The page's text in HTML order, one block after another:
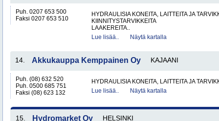
Puh. 0207 653 500
Faksi 0207 653 510
HYDRAULISIA KONEITA, LAITTEITA JA
KIINNITYSTARVIKKEITA
LAAKEREITA..
Lue lisää..
Näytä kartalla
14. Akkukauppa Kemppainen Oy KAJAANI
Puh. (08) 632 520
Puh. 0500 685 751
Faksi (08) 623 132
HYDRAULISIA KONEITA, LAITTEITA JA
Lue lisää..
Näytä kartalla
15. Hydromarket Oy HELSINKI